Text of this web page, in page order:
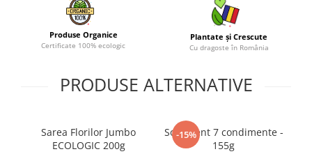
Produse Organice
Certificate 100% ecologic
Plantate și Crescute
Cu dragoste în România
PRODUSE ALTERNATIVE
Sarea Florilor Jumbo
ECOLOGIC 200g
-15%
Sortiment 7 condimente -
155g